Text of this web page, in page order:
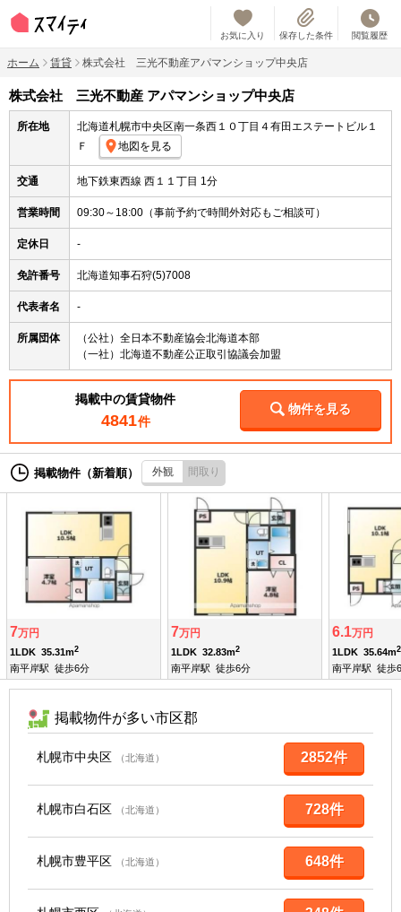
お気に入り 保存した条件 閲覧履歴
ホーム 賃貸 株式会社 三光不動産アパマンショップ中央店
株式会社 三光不動産 アパマンショップ中央店
所在地
北海道札幌市中央区南一条西１０丁目４有田エステートビル１
Ｆ
地図を見る
交通 地下鉄東西線 西１１丁目 1分
営業時間 09:30～18:00（事前予約で時間外対応もご相談可）
定休日 -
免許番号 北海道知事石狩(5)7008
代表者名 -
所属団体
（公社）全日本不動産協会北海道本部
（一社）北海道不動産公正取引協議会加盟
掲載中の賃貸物件
4841件
物件を見る
外観 間取り
掲載物件（新着順）
7万円
1LDK 35.31m2
南平岸駅 徒歩6分
7万円
1LDK 32.83m2
南平岸駅 徒歩6分
6.1万円
1LDK 35.64m2
南平岸駅 徒歩
掲載物件が多い市区郡
札幌市中央区 （北海道） 2852件
札幌市白石区 （北海道） 728件
札幌市豊平区 （北海道） 648件